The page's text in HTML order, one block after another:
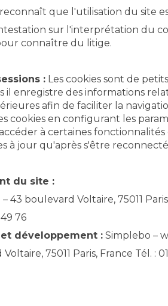
que l'utilisation du site
sur l'interprétation du
connaître du litige.
: Les cookies sont de
il enregistre des informations
afin de faciliter la
cookies en configurant les
à certaines fonctionnalités
à jour qu'après s'être
du site :
– 43 boulevard Voltaire, 75011
49 76
développement : Simplebo –
75011 Paris, France Tél. :